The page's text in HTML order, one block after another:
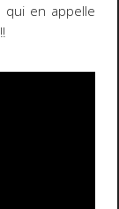
qui en appelle